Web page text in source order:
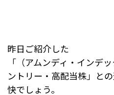
昨日ご紹介した
「（アムンディ・インデ
ントリー・高配当株」と
快でしょう。